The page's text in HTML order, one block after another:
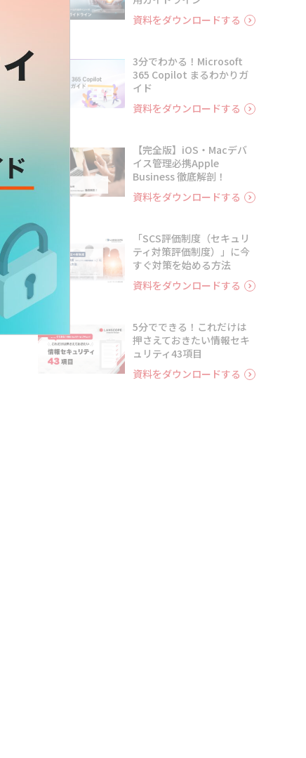
資料をダウンロードする
3分でわかる！Microsoft
365 Copilot まるわかりガ
イド
資料をダウンロードする
【完全版】iOS・Macデバ
イス管理必携Apple
Business 徹底解剖！
資料をダウンロードする
4
「SCS評価制度（セキュリ
ティ対策評価制度）」に今
すぐ対策を始める方法
資料をダウンロードする
5分でできる！これだけは
押さえておきたい情報セキ
ュリティ43項目
資料をダウンロードする